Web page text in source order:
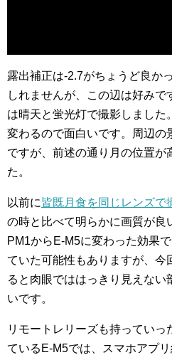
露出補正は-2.7がちょうど良か
しれませんが、この辺は好みで
は晴天と蛍光灯で撮影しました
変わるので面白いです。周辺の
ですが、前述の通り月の位置が
た。
以前に皆既月食を同じレンズで
の時と比べて明らかに画質が良
PM1からE-M5に変わった効果
ていた可能性もありますが、今
ると肉眼でははっきり見えない
いです。
リモートレリーズも持ってい
ているE-M5では、スマホアプ